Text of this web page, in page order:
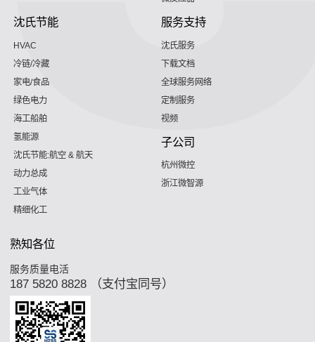
沈氏节能
HVAC
冷链/冷藏
家电/食品
绿色电力
海工船舶
氢能源
沈氏节能:航空 & 航天
动力总成
工业气体
精细化工
服务支持
沈氏服务
下载文档
全球服务网络
定制服务
视频
子公司
杭州微控
浙江微智源
熟知各位
服务质量电活
187 5820 8828 （支付宝同号）